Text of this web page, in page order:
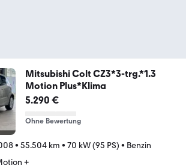
Mitsubishi Colt CZ3*3-trg.*1.3
Motion Plus*Klima
5.290 €
Ohne Bewertung
• 55.504 km • 70 kW (95 PS) • Benzin
+